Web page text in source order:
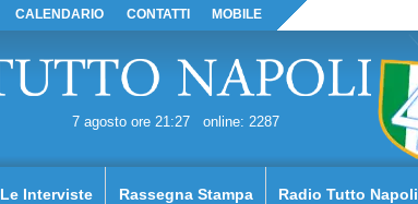
CALENDARIO CONTATTI MOBILE
7 agosto ore 21:27 online: 2287
Le Interviste Rassegna Stampa Radio Tutto Napoli